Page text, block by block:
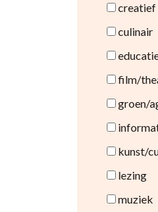
creatief
culinair
film/
groen/
kunst/
lezing
muziek